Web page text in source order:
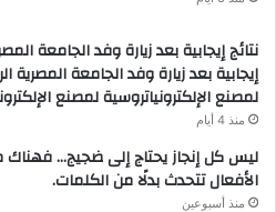
نتائج إيجابية بعد زيارة وفد الجامعة
إيجابية بعد زيارة وفد الجامعة المصرية
لمصنع الإلكترونياتروسية لمصنع
منذ 4 أيام
ليس كل إنجاز يحتاج إلى ضجيج…
الأفعال تتحدث بدلًا من الكلمات.
منذ أسبوعين